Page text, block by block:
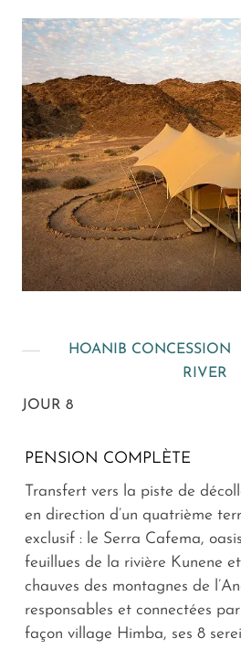
HOANIB CONCESSION
RIVER
JOUR 8
PENSION COMPLÈTE
Transfert vers la piste de
en direction d’un quatrième
exclusif : le Serra Cafema,
feuillues de la rivière Kunene
chauves des montagnes de
responsables et connectées
façon village Himba, ses 8